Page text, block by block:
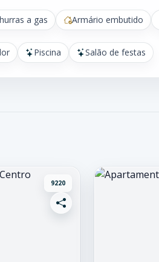
a gas Armário embutido
Piscina Salão de festas
9220